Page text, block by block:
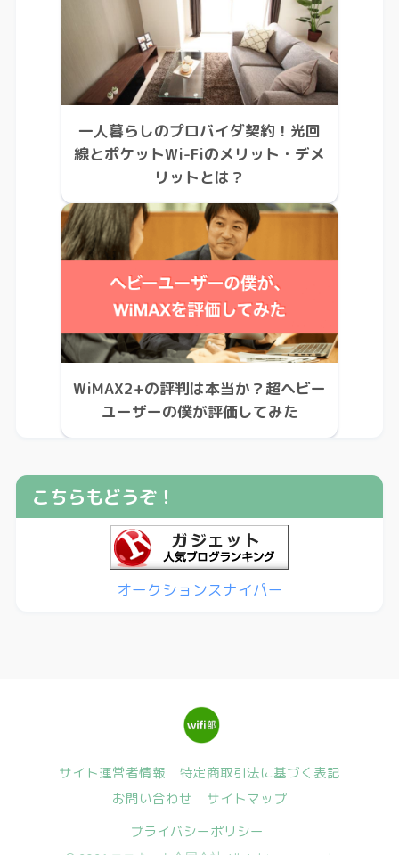
一人暮らしのプロバイダ契約！光回
線とポケットWi-Fiのメリット・デメ
リットとは？
WiMAX2+の評判は本当か？超ヘビー
ユーザーの僕が評価してみた
こちらもどうぞ！
オークションスナイパー
サイト運営者情報
特定商取引法に基づく表記
お問い合わせ
サイトマップ
プライバシーポリシー